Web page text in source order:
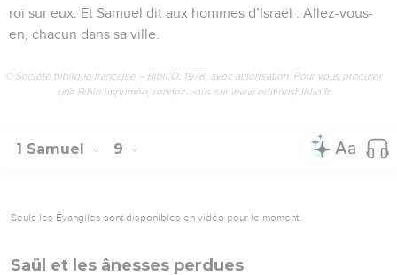
roi sur eux. Et Samuel dit aux hommes d’Israël : Allez-vous-
en, chacun dans sa ville.
© Société biblique française – Bibli’O, 1978, avec autorisation. Pour vous procurer
une Bible imprimée, rendez-vous sur www.editionsbiblio.fr
1 Samuel 9
Seuls les Évangiles sont disponibles en vidéo pour le moment.
Saül et les ânesses perdues